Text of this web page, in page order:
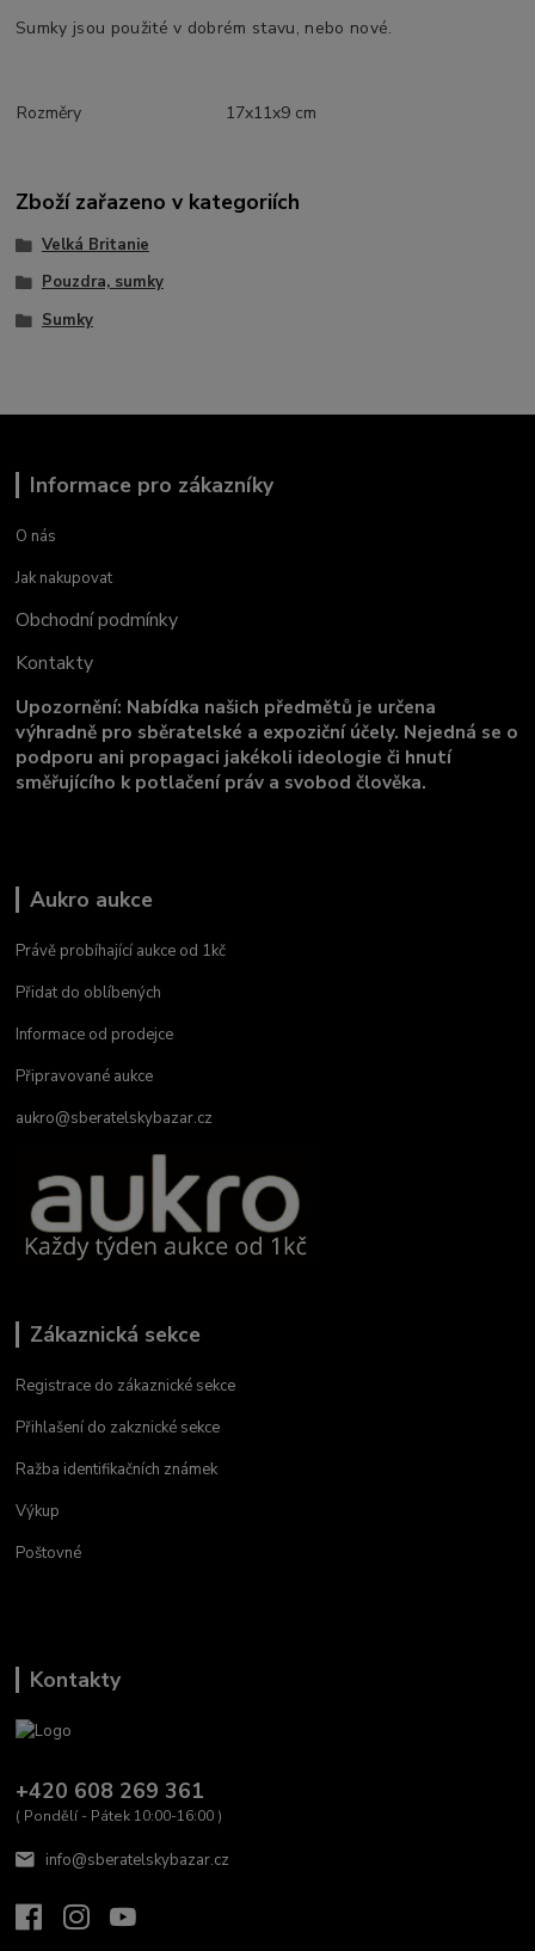
Sumky jsou použité v dobrém stavu, nebo nové.
Rozměry 17x11x9 cm
Zboží zařazeno v kategoriích
Velká Britanie
Pouzdra, sumky
Sumky
Informace pro zákazníky
O nás
Jak nakupovat
Obchodní podmínky
Kontakty
Upozornění: Nabídka našich předmětů je určena
výhradně pro sběratelské a expoziční účely. Nejedná se o
podporu ani propagaci jakékoli ideologie či hnutí
směřujícího k potlačení práv a svobod člověka.
Aukro aukce
Právě probíhající aukce od 1kč
Přidat do oblíbených
Informace od prodejce
Připravované aukce
aukro@sberatelskybazar.cz
Zákaznická sekce
Registrace do zákaznické sekce
Přihlašení do zakznické sekce
Ražba identifikačních známek
Výkup
Poštovné
Kontakty
+420 608 269 361
( Pondělí - Pátek 10:00-16:00 )
info@sberatelskybazar.cz